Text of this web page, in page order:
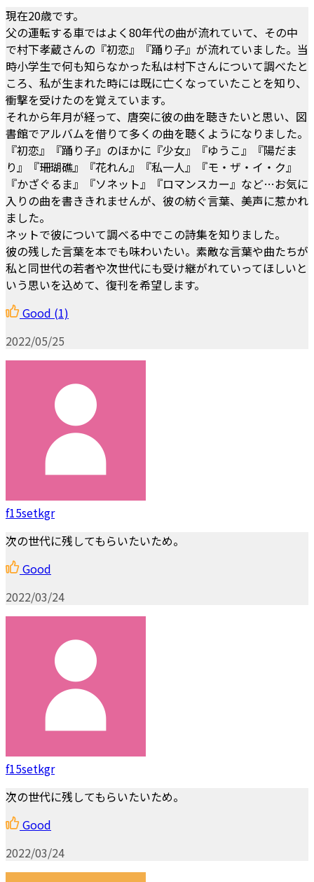
現在20歳です。
父の運転する車ではよく80年代の曲が流れていて、その中
で村下孝蔵さんの『初恋』『踊り子』が流れていました。当
時小学生で何も知らなかった私は村下さんについて調べたと
ころ、私が生まれた時には既に亡くなっていたことを知り、
衝撃を受けたのを覚えています。
それから年月が経って、唐突に彼の曲を聴きたいと思い、図
書館でアルバムを借りて多くの曲を聴くようになりました。
『初恋』『踊り子』のほかに『少女』『ゆうこ』『陽だま
り』『珊瑚礁』『花れん』『私一人』『モ・ザ・イ・ク』
『かざぐるま』『ソネット』『ロマンスカー』など…お気に
入りの曲を書ききれませんが、彼の紡ぐ言葉、美声に惹かれ
ました。
ネットで彼について調べる中でこの詩集を知りました。
彼の残した言葉を本でも味わいたい。素敵な言葉や曲たちが
私と同世代の若者や次世代にも受け継がれていってほしいと
いう思いを込めて、復刊を希望します。
Good (1)
2022/05/25
f15setkgr
次の世代に残してもらいたいため。
Good
2022/03/24
f15setkgr
次の世代に残してもらいたいため。
Good
2022/03/24